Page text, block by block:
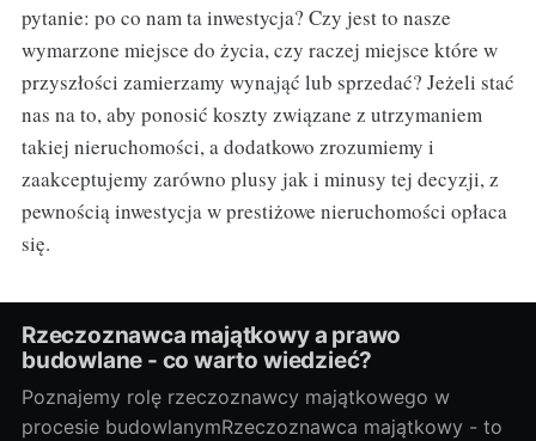
pytanie: po co nam ta inwestycja? Czy jest to nasze
wymarzone miejsce do życia, czy raczej miejsce które w
przyszłości zamierzamy wynająć lub sprzedać? Jeżeli stać
nas na to, aby ponosić koszty związane z utrzymaniem
takiej nieruchomości, a dodatkowo zrozumiemy i
zaakceptujemy zarówno plusy jak i minusy tej decyzji, z
pewnością inwestycja w prestiżowe nieruchomości opłaca
się.
Rzeczoznawca majątkowy a prawo
budowlane - co warto wiedzieć?
Poznajemy rolę rzeczoznawcy majątkowego w
procesie budowlanymRzeczoznawca majątkowy - to